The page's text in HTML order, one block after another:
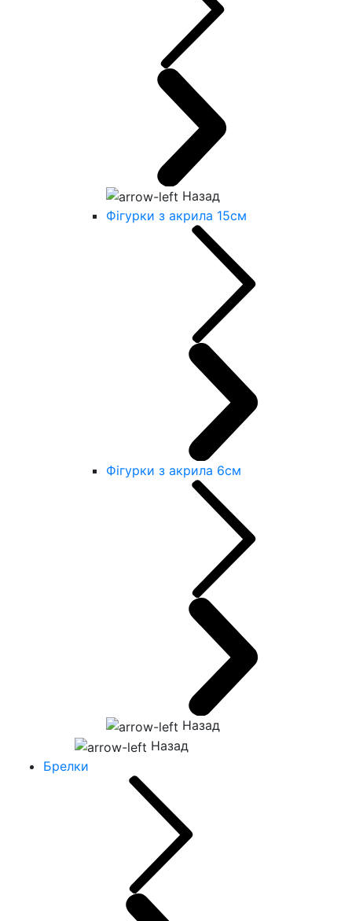
Назад
Фігурки з акрила 15см
Фігурки з акрила 6см
Назад
Назад
Брелки